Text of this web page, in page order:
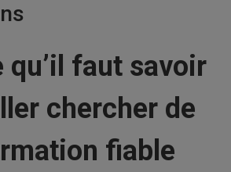
qu’il faut savoir
chercher de
fiable